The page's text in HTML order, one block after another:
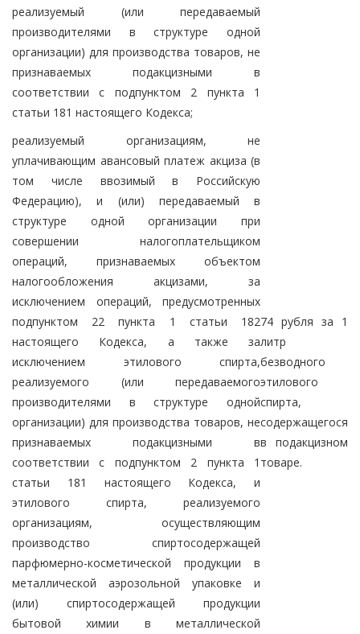
реализуемый (или передаваемый
производителями в структуре одной
организации) для производства товаров, не
признаваемых подакцизными в
соответствии с подпунктом 2 пункта 1
статьи 181 настоящего Кодекса;
реализуемый организациям, не
уплачивающим авансовый платеж акциза (в
том числе ввозимый в Российскую
Федерацию), и (или) передаваемый в
структуре одной организации при
совершении налогоплательщиком
операций, признаваемых объектом
налогообложения акцизами, за
исключением операций, предусмотренных
подпунктом 22 пункта 1 статьи 182
настоящего Кодекса, а также за
исключением этилового спирта,
реализуемого (или передаваемого
производителями в структуре одной
организации) для производства товаров, не
признаваемых подакцизными в
соответствии с подпунктом 2 пункта 1
статьи 181 настоящего Кодекса, и
этилового спирта, реализуемого
организациям, осуществляющим
производство спиртосодержащей
парфюмерно-косметической продукции в
металлической аэрозольной упаковке и
(или) спиртосодержащей продукции
бытовой химии в металлической
74 рубля за 1
литр
безводного
этилового
спирта,
содержащегося
в подакцизном
товаре.